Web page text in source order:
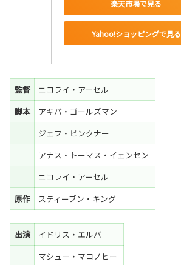
楽天市場で見る
Yahoo!ショッピングで見る
監督
ニコライ・アーセル
脚本
アキバ・ゴールズマン
ジェフ・ピンクナー
アナス・トーマス・イェンセン
ニコライ・アーセル
原作
スティーブン・キング
出演
イドリス・エルバ
マシュー・マコノヒー